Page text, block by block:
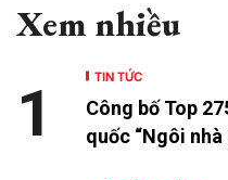
Xem nhiều
TIN TỨC
Công bố Top
quốc “Ngôi
1